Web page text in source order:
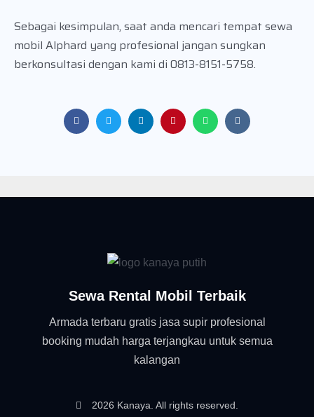
Sebagai kesimpulan, saat anda mencari tempat sewa
mobil Alphard yang profesional jangan sungkan
berkonsultasi dengan kami di 0813-8151-5758.
Sewa Rental Mobil Terbaik
Armada terbaru gratis jasa supir profesional
booking mudah harga terjangkau untuk semua
kalangan
2026 Kanaya. All rights reserved.